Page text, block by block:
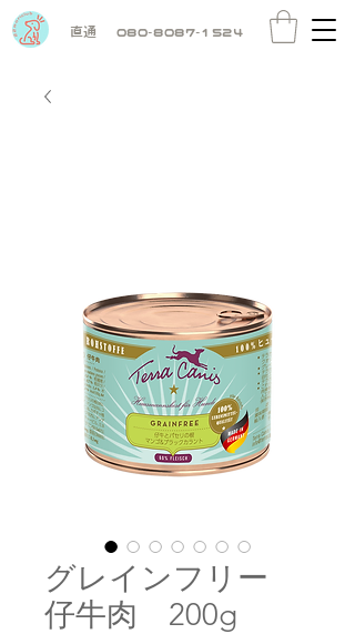
直通 080-8087-1524
グレインフリー
仔牛肉 200g